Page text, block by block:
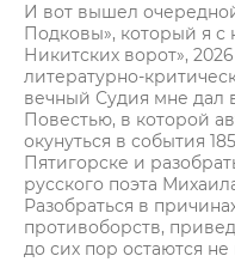
И вот вышел
Подковы», который я
Никитских ворот»,
литературно-
вечный Судия мне дал
Повестью, в которой
окунуться в события
Пятигорске и
русского поэта
Разобраться в
противоборств,
до сих пор остаются